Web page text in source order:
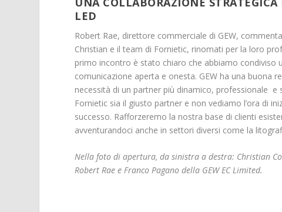
LED
Robert Rae, direttore commerciale di GEW,
Christian e il team di Fornietic, rinomati per la loro
primo incontro è stato chiaro che abbiamo condiviso
comunicazione aperta e onesta. GEW ha una buona
necessità di un partner più dinamico, professionale
Fornietic sia il giusto partner e non vediamo l’ora di
successo. Rafforzeremo la nostra base di clienti
avventurandoci anche in settori diversi come la
Nella foto di apertura, da sinistra a destra: Christian
Robert Rae e Franco Pagano della GEW EC Limited.